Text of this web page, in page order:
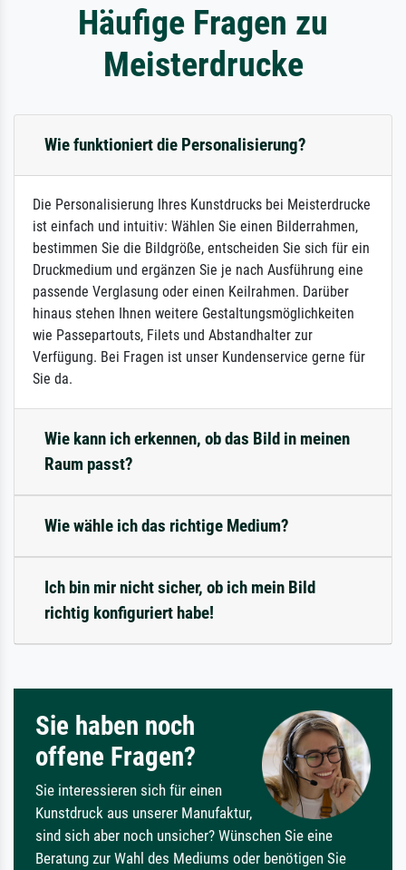
Häufige Fragen zu
Meisterdrucke
Wie funktioniert die Personalisierung?
Die Personalisierung Ihres Kunstdrucks bei Meisterdrucke
ist einfach und intuitiv: Wählen Sie einen Bilderrahmen,
bestimmen Sie die Bildgröße, entscheiden Sie sich für ein
Druckmedium und ergänzen Sie je nach Ausführung eine
passende Verglasung oder einen Keilrahmen. Darüber
hinaus stehen Ihnen weitere Gestaltungsmöglichkeiten
wie Passepartouts, Filets und Abstandhalter zur
Verfügung. Bei Fragen ist unser Kundenservice gerne für
Sie da.
Wie kann ich erkennen, ob das Bild in meinen
Raum passt?
Wie wähle ich das richtige Medium?
Ich bin mir nicht sicher, ob ich mein Bild
richtig konfiguriert habe!
Sie haben noch
offene Fragen?
Sie interessieren sich für einen
Kunstdruck aus unserer Manufaktur,
sind sich aber noch unsicher? Wünschen Sie eine
Beratung zur Wahl des Mediums oder benötigen Sie